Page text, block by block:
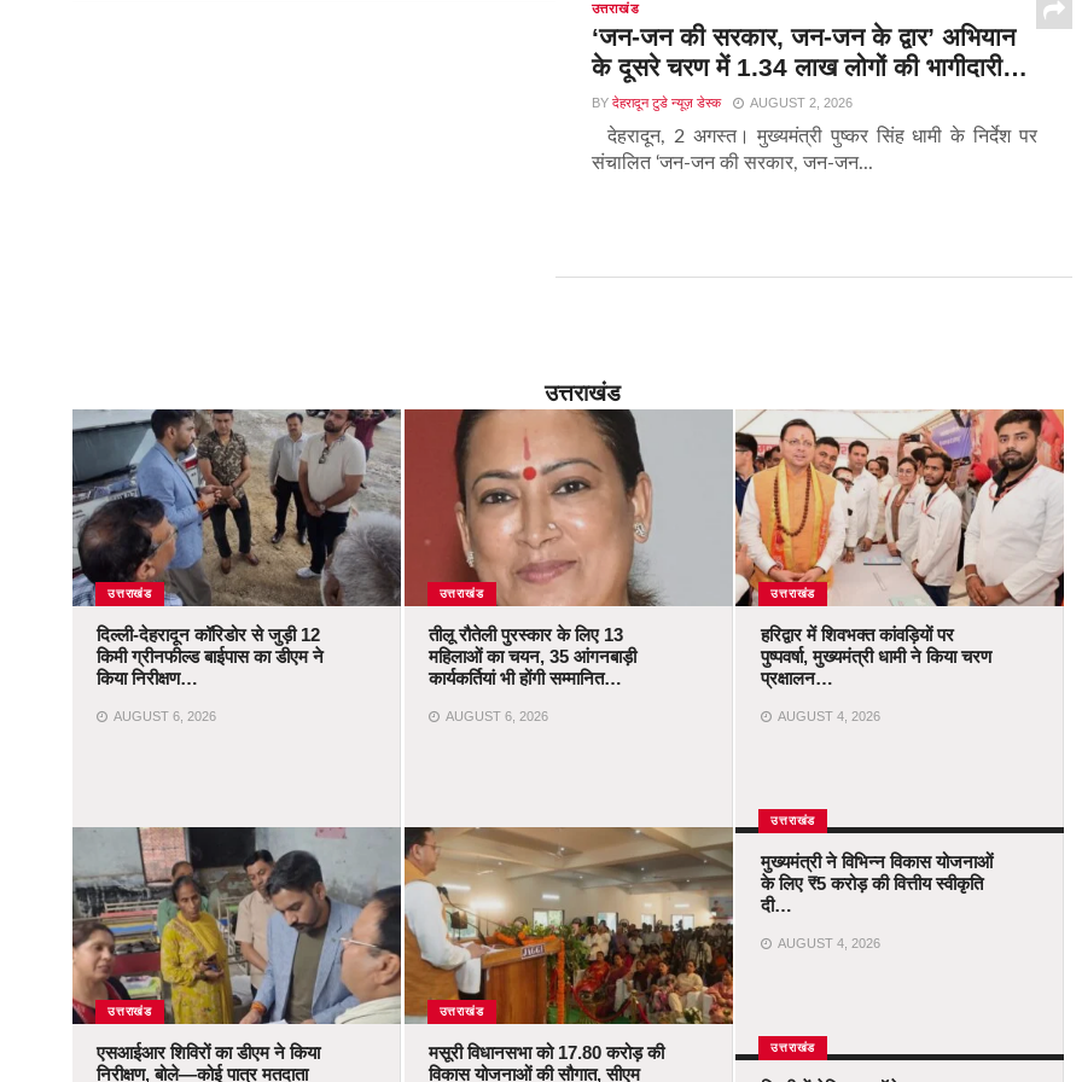
उत्तराखंड
‘जन-जन की सरकार, जन-जन के द्वार’ अभियान
के दूसरे चरण में 1.34 लाख लोगों की भागीदारी…
BY देहरादून टुडे न्यूज़ डेस्क AUGUST 2, 2026
देहरादून, 2 अगस्त। मुख्यमंत्री पुष्कर सिंह धामी के निर्देश पर
संचालित ‘जन-जन की सरकार, जन-जन...
उत्तराखंड
उत्तराखंड
दिल्ली-देहरादून कॉरिडोर से जुड़ी 12
किमी ग्रीनफील्ड बाईपास का डीएम ने
किया निरीक्षण…
AUGUST 6, 2026
उत्तराखंड
एसआईआर शिविरों का डीएम ने किया
निरीक्षण, बोले—कोई पात्र मतदाता
उत्तराखंड
तीलू रौतेली पुरस्कार के लिए 13
महिलाओं का चयन, 35 आंगनबाड़ी
कार्यकर्तियां भी होंगी सम्मानित…
AUGUST 6, 2026
उत्तराखंड
मसूरी विधानसभा को 17.80 करोड़ की
विकास योजनाओं की सौगात, सीएम
उत्तराखंड
हरिद्वार में शिवभक्त कांवड़ियों पर
पुष्पवर्षा, मुख्यमंत्री धामी ने किया चरण
प्रक्षालन…
AUGUST 4, 2026
उत्तराखंड
मुख्यमंत्री ने विभिन्न विकास योजनाओं
के लिए ₹5 करोड़ की वित्तीय स्वीकृति
दी…
AUGUST 4, 2026
उत्तराखंड